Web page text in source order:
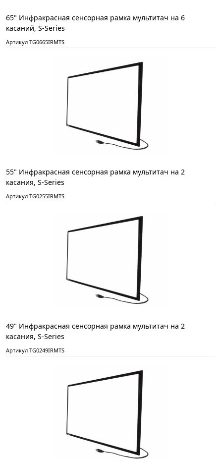
65" Инфракрасная сенсорная рамка мультитач на 6
касаний, S-Series
Артикул TG0665IRMTS
55" Инфракрасная сенсорная рамка мультитач на 2
касания, S-Series
Артикул TG0255IRMTS
49" Инфракрасная сенсорная рамка мультитач на 2
касания, S-Series
Артикул TG0249IRMTS